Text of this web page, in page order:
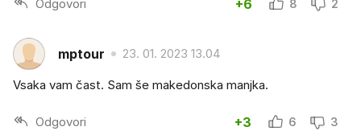
Odgovori +6 8 2
mptour 23. 01. 2023 13.04
Vsaka vam čast. Sam še makedonska manjka.
Odgovori +3 6 3